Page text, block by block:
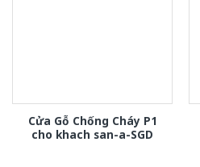
Cửa Gỗ Chống Cháy P1
cho khach san-a-SGD